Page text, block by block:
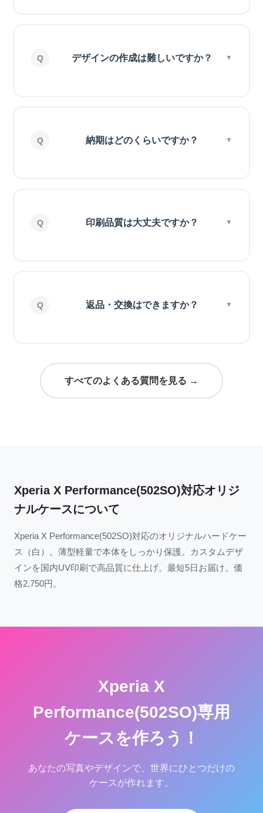
デザインの作成は難しいですか？
納期はどのくらいですか？
印刷品質は大丈夫ですか？
返品・交換はできますか？
すべてのよくある質問を見る →
Xperia X Performance(502SO)対応オリジ
ナルケースについて
Xperia X Performance(502SO)対応のオリジナルハードケー
ス（白）。薄型軽量で本体をしっかり保護。カスタムデザ
インを国内UV印刷で高品質に仕上げ。最短5日お届け。価
格2,750円。
Xperia X
Performance(502SO)専用
ケースを作ろう！
あなたの写真やデザインで、世界にひとつだけの
ケースが作れます。